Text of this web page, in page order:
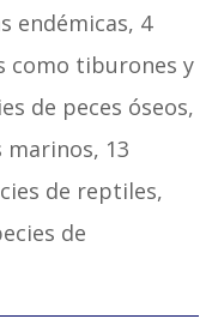
endémicas, 4
como tiburones y
de peces óseos,
marinos, 13
de reptiles,
de